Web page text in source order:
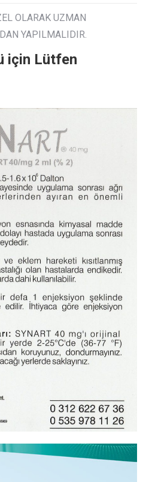
OLARAK UZMAN
YAPILMALIDIR.
için Lütfen